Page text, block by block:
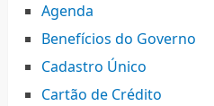
Agenda
Benefícios do Governo
Cadastro Único
Cartão de Crédito